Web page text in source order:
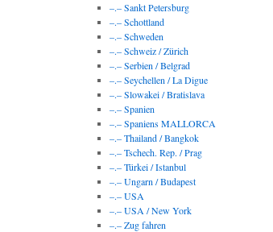
–.– Sankt Petersburg
–.– Schottland
–.– Schweden
–.– Schweiz / Zürich
–.– Serbien / Belgrad
–.– Seychellen / La Digue
–.– Slowakei / Bratislava
–.– Spanien
–.– Spaniens MALLORCA
–.– Thailand / Bangkok
–.– Tschech. Rep. / Prag
–.– Türkei / Istanbul
–.– Ungarn / Budapest
–.– USA
–.– USA / New York
–.– Zug fahren